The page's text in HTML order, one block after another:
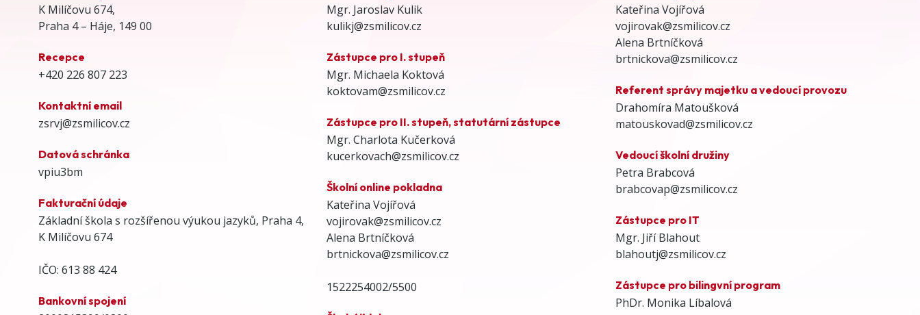
K Milíčovu 674,
Praha 4 – Háje, 149 00
Recepce
+420 226 807 223
Kontaktní email
zsrvj@zsmilicov.cz
Datová schránka
vpiu3bm
Fakturační údaje
Základní škola s rozšířenou výukou jazyků, Praha 4,
K Milíčovu 674
IČO: 613 88 424
Bankovní spojení
Mgr. Jaroslav Kulik
kulikj@zsmilicov.cz
Zástupce pro I. stupeň
Mgr. Michaela Koktová
koktovam@zsmilicov.cz
Zástupce pro II. stupeň, statutární zástupce
Mgr. Charlota Kučerková
kucerkovach@zsmilicov.cz
Školní online pokladna
Kateřina Vojířová
vojirovak@zsmilicov.cz
Alena Brtníčková
brtnickova@zsmilicov.cz
1522254002/5500
Kateřina Vojířová
vojirovak@zsmilicov.cz
Alena Brtníčková
brtnickova@zsmilicov.cz
Referent správy majetku a vedoucí provozu
Drahomíra Matoušková
matouskovad@zsmilicov.cz
Vedoucí školní družiny
Petra Brabcová
brabcovap@zsmilicov.cz
Zástupce pro IT
Mgr. Jiří Blahout
blahoutj@zsmilicov.cz
Zástupce pro bilingvní program
PhDr. Monika Líbalová